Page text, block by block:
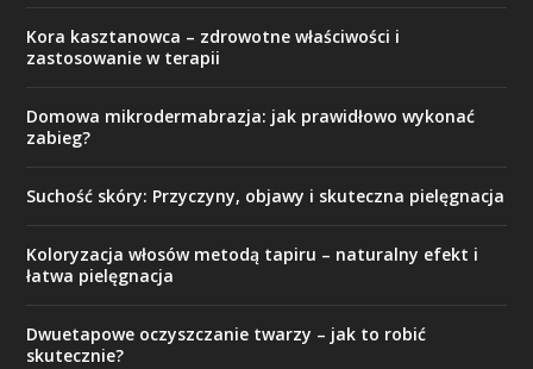
Kora kasztanowca – zdrowotne właściwości i
zastosowanie w terapii
Domowa mikrodermabrazja: jak prawidłowo wykonać
zabieg?
Suchość skóry: Przyczyny, objawy i skuteczna pielęgnacja
Koloryzacja włosów metodą tapiru – naturalny efekt i
łatwa pielęgnacja
Dwuetapowe oczyszczanie twarzy – jak to robić
skutecznie?